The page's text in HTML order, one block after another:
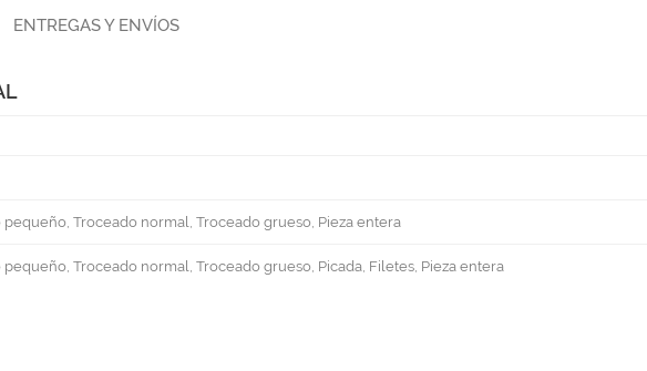
ENTREGAS Y ENVÍOS
pequeño, Troceado normal, Troceado grueso, Pieza entera
pequeño, Troceado normal, Troceado grueso, Picada, Filetes, Pieza entera